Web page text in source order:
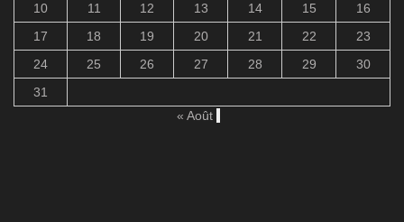
10
11 12 13 14 15
16
17
18 19 20 21 22
23
24
25 26 27 28 29
30
31
« Août